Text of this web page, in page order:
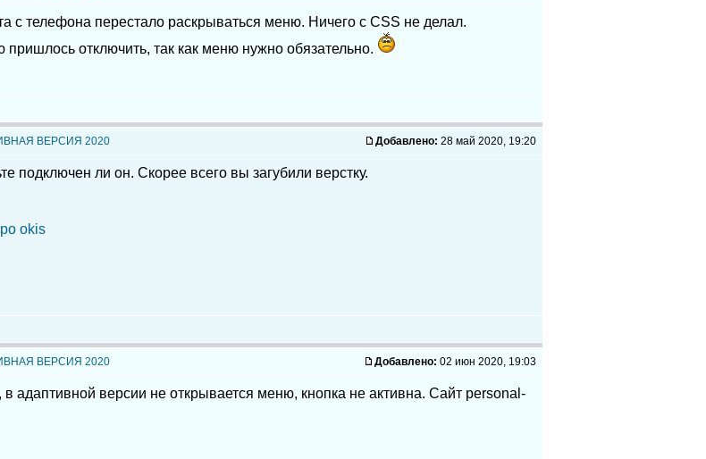
с телефона перестало раскрываться меню. Ничего с CSS не делал.
отключить, так как меню нужно обязательно.
ВЕРСИЯ 2020 Добавлено: 28 май 2020, 19:20
подключен ли он. Скорее всего вы загубили верстку.
okis
ВЕРСИЯ 2020 Добавлено: 02 июн 2020, 19:03
адаптивной версии не открывается меню, кнопка не активна. Сайт personal-